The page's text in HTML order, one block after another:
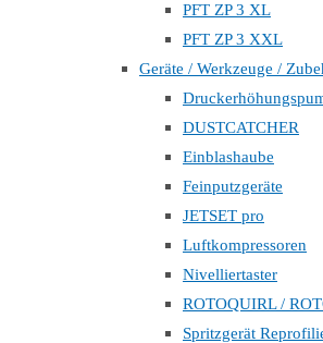
PFT ZP 3 XL
PFT ZP 3 XXL
Geräte / Werkzeuge /
DUSTCATCHER
Einblashaube
Feinputzgeräte
JETSET pro
Luftkompressoren
Nivelliertaster
ROTOQUIRL /
Spritzgerät